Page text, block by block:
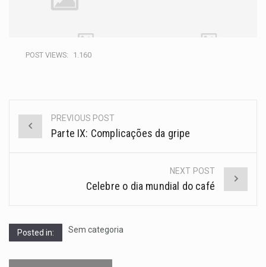
POST VIEWS: 1.160
PREVIOUS POST
Parte IX: Complicações da gripe
NEXT POST
Celebre o dia mundial do café
Posted in: Sem categoria